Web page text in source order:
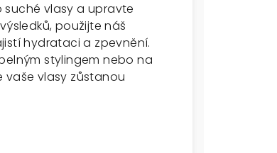
suché vlasy a upravte
použijte náš
hydrataci a zpevnění.
stylingem nebo na
vaše vlasy zůstanou